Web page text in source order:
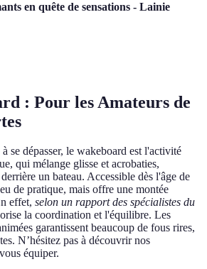
en quête de sensations - Lainie
: Pour les Amateurs de
se dépasser, le wakeboard est l'activité
qui mélange glisse et acrobaties,
un bateau. Accessible dès l'âge de
de pratique, mais offre une montée
effet, selon un rapport des spécialistes du
la coordination et l'équilibre. Les
garantissent beaucoup de fous rires,
N’hésitez pas à découvrir nos
équiper.